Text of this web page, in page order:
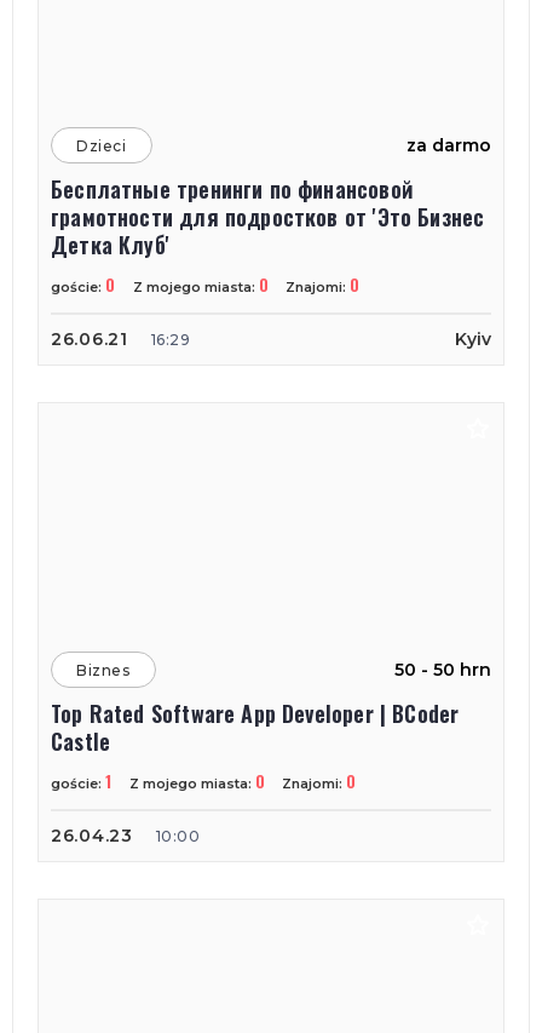
Dzieci za darmo
Бесплатные тренинги по финансовой
грамотности для подростков от 'Это Бизнес
Детка Клуб'
goście: 0 Z mojego miasta: 0 Znajomi: 0
26.06.21 16:29 Kyiv
Biznes 50 - 50 hrn
Top Rated Software App Developer | BCoder
Castle
goście: 1 Z mojego miasta: 0 Znajomi: 0
26.04.23 10:00